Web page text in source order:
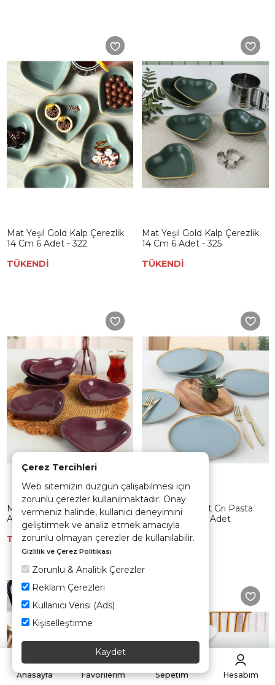
Çerez Tercihleri
Web sitemizin düzgün çalışabilmesi için
zorunlu çerezler kullanılmaktadır. Onay
vermeniz halinde, kullanıcı deneyimini
geliştirmek ve analiz etmek amacıyla
zorunlu olmayan çerezler de kullanılabilir.
Gizlilik ve Çerez Politikası
Zorunlu & Analitik Çerezler
Reklam Çerezleri
Kullanıcı Verisi (Ads)
Kişiselleştirme
Kaydet
Mat Yeşil Gold Kalp Çerezlik
14 Cm 6 Adet - 322
TÜKENDİ
Mat Yeşil Gold Kalp Çerezlik
14 Cm 6 Adet - 325
TÜKENDİ
Mor Kalp Çerezlik 14 Cm 6
Adet - 498
TÜKENDİ
Nordic Gold Mat Gri Pasta
Tabağı 22 Cm 6 Adet
TÜKENDİ
Anasayfa Favorilerim Sepetim Hesabım